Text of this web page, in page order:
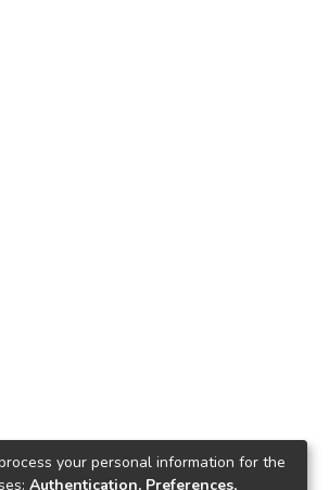
your personal information for the
Authentication, Preferences,